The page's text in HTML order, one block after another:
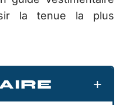
la tenue la plus